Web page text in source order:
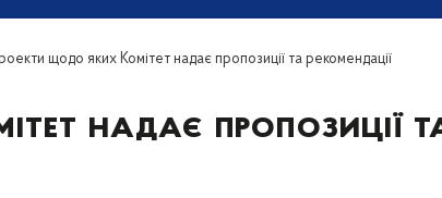
щодо яких Комітет надає пропозиції та рекомендації
надає пропозиції